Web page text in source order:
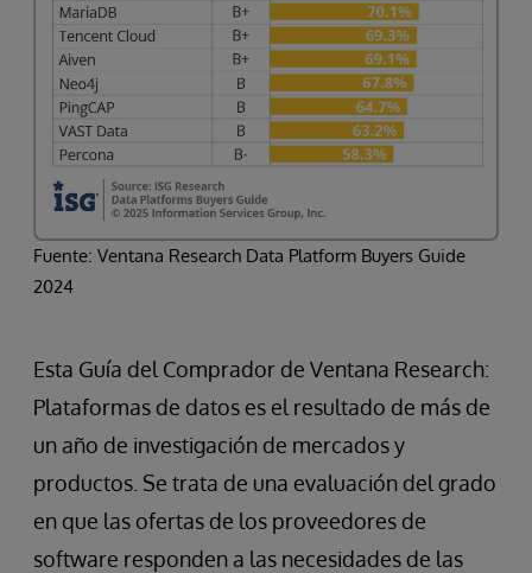
Fuente: Ventana Research Data Platform Buyers Guide
2024
Esta Guía del Comprador de Ventana Research:
Plataformas de datos es el resultado de más de
un año de investigación de mercados y
productos. Se trata de una evaluación del grado
en que las ofertas de los proveedores de
software responden a las necesidades de las